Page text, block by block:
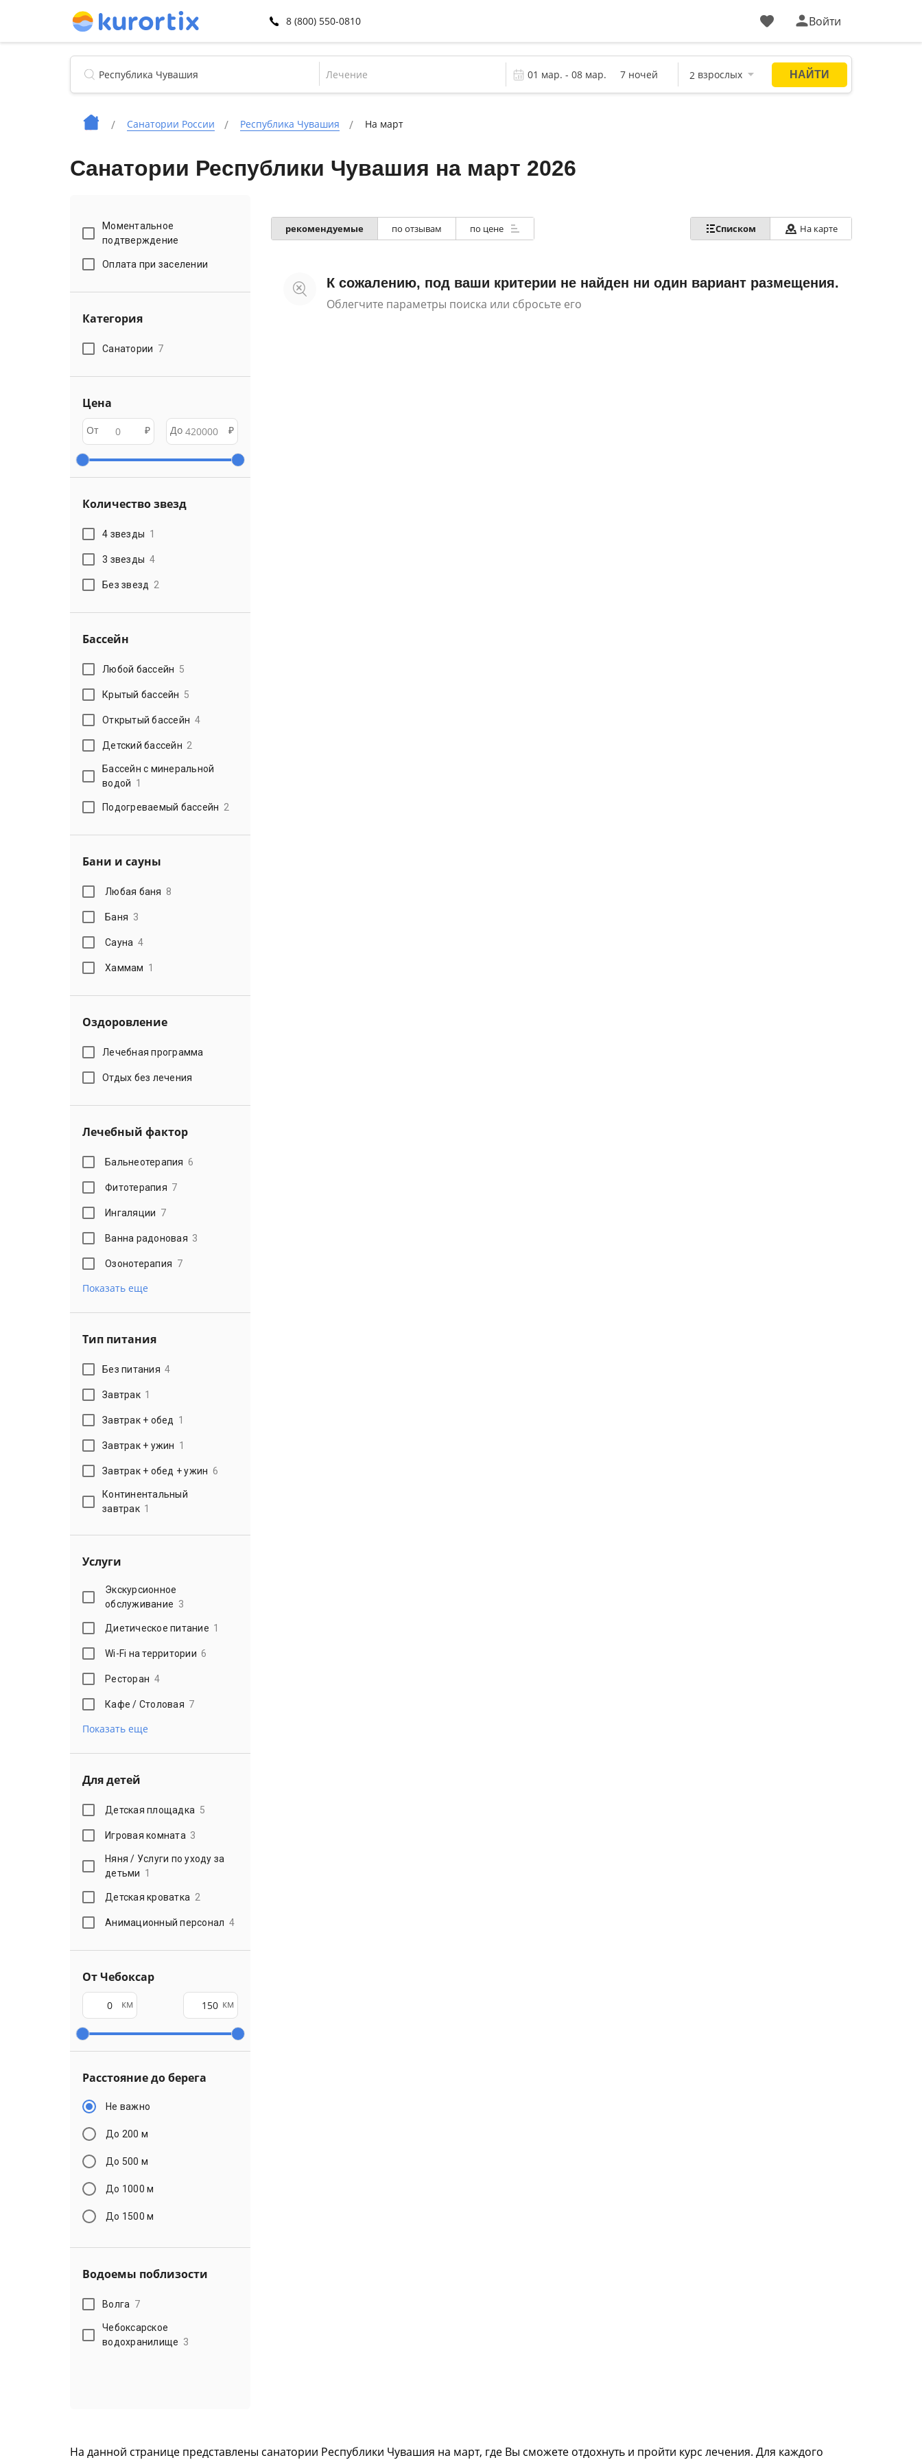
8 (800) 550-0810 Войти
Лечение
Санатории России Республика Чувашия На март
Санатории Республики Чувашия на март 2026
Моментальное
подтверждение
Оплата при заселении
Категория
Санатории 7
Цена
От ₽ До ₽
Количество звезд
4 звезды 1
3 звезды 4
Без звезд 2
Бассейн
Любой бассейн 5
Крытый бассейн 5
Открытый бассейн 4
Детский бассейн 2
Бассейн с минеральной
водой 1
Подогреваемый бассейн 2
Бани и сауны
Любая баня 8
Баня 3
Сауна 4
Хаммам 1
Оздоровление
Лечебная программа
Отдых без лечения
Лечебный фактор
Бальнеотерапия 6
Фитотерапия 7
Ингаляции 7
Ванна радоновая 3
Озонотерапия 7
Показать еще
Тип питания
Без питания 4
Завтрак 1
Завтрак + обед 1
Завтрак + ужин 1
Завтрак + обед + ужин 6
Континентальный
завтрак 1
Услуги
Экскурсионное
обслуживание 3
Диетическое питание 1
Wi-Fi на территории 6
Ресторан 4
Кафе / Столовая 7
Показать еще
Для детей
Детская площадка 5
Игровая комната 3
Няня / Услуги по уходу за
детьми 1
Детская кроватка 2
Анимационный персонал 4
От Чебоксар
км км
Расстояние до берега
Не важно
До 200 м
До 500 м
До 1000 м
До 1500 м
Водоемы поблизости
Волга 7
Чебоксарское
водохранилище 3
рекомендуемые по отзывам по цене Списком На карте
К сожалению, под ваши критерии не найден ни один вариант размещения.
Облегчите параметры поиска или сбросьте его
На данной странице представлены санатории Республики Чувашия на март, где Вы сможете отдохнуть и пройти курс лечения. Для каждого